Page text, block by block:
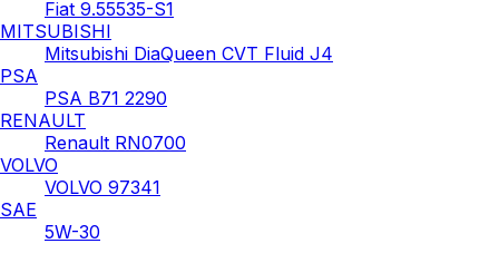
Fiat 9.55535-S1
MITSUBISHI
Mitsubishi DiaQueen CVT Fluid J4
PSA
PSA B71 2290
RENAULT
Renault RN0700
VOLVO
VOLVO 97341
SAE
5W-30